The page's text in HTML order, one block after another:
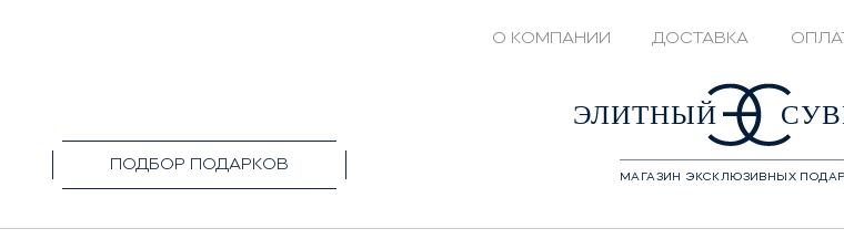
О КОМПАНИИ ДОСТАВКА
ПОДБОР ПОДАРКОВ
+7(495)1428208ЭЛИТНЫЙ
МАГАЗИН ЭКСКЛЮЗИВНЫХ